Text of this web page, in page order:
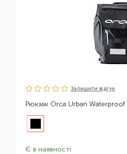
Залишити вiдгук
Рюкзак Orca Urban
Є в наявності